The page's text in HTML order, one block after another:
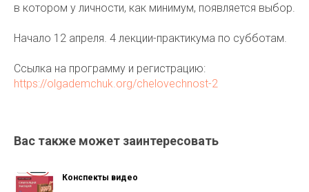
в котором у личности, как минимум, появляется выбор.
Начало 12 апреля. 4 лекции-практикума по субботам.
Ссылка на программу и регистрацию:
https://olgademchuk.org/chelovechnost-2
Вас также может заинтересовать
Конспекты видео